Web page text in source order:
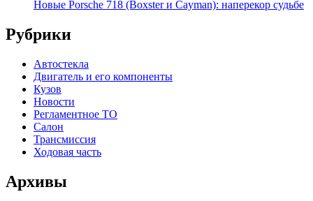
Новые Porsche 718 (Boxster и Cayman): наперекор судьбе
Рубрики
Автостекла
Двигатель и его компоненты
Кузов
Новости
Регламентное ТО
Салон
Трансмиссия
Ходовая часть
Архивы